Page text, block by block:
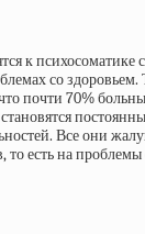
к психосоматике
со здоровьем.
почти 70%
Все они
то есть на проблемы